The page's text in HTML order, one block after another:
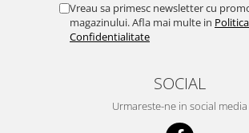
Vreau sa primesc newsletter cu
magazinului. Afla mai multe in
Confidentialitate
SOCIAL
Urmareste-ne in social media